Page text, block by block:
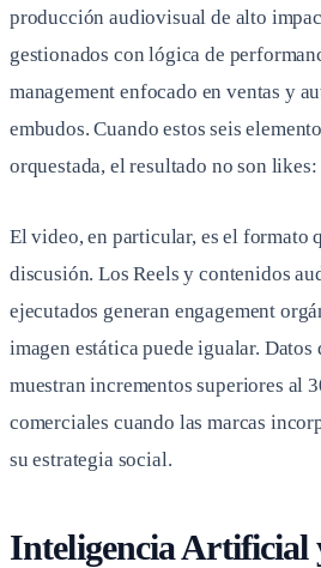
producción audiovisual de alto
gestionados con lógica de
management enfocado en ventas y
embudos. Cuando estos seis
orquestada, el resultado no son
El video, en particular, es el formato
discusión. Los Reels y contenidos
ejecutados generan engagement
imagen estática puede igualar.
muestran incrementos superiores al
comerciales cuando las marcas
su estrategia social.
Inteligencia Artificial